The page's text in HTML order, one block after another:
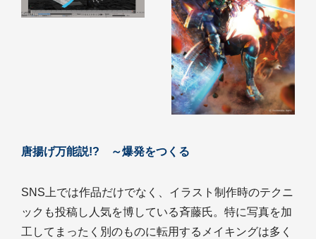
唐揚げ万能説!? ～爆発をつくる
SNS上では作品だけでなく、イラスト制作時のテクニ
ックも投稿し人気を博している斉藤氏。特に写真を加
工してまったく別のものに転用するメイキングは多く